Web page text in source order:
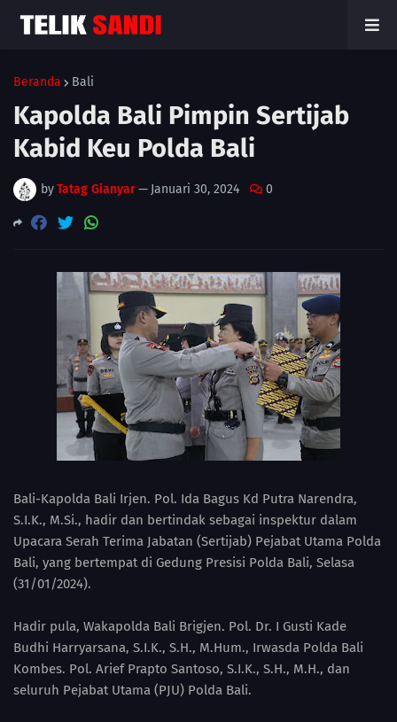
Beranda Bali
Kapolda Bali Pimpin Sertijab
Kabid Keu Polda Bali
byTatag Gianyar— Januari 30, 2024 0
Bali-Kapolda Bali Irjen. Pol. Ida Bagus Kd Putra Narendra,
S.I.K., M.Si., hadir dan bertindak sebagai inspektur dalam
Upacara Serah Terima Jabatan (Sertijab) Pejabat Utama Polda
Bali, yang bertempat di Gedung Presisi Polda Bali, Selasa
(31/01/2024).
Hadir pula, Wakapolda Bali Brigjen. Pol. Dr. I Gusti Kade
Budhi Harryarsana, S.I.K., S.H., M.Hum., Irwasda Polda Bali
Kombes. Pol. Arief Prapto Santoso, S.I.K., S.H., M.H., dan
seluruh Pejabat Utama (PJU) Polda Bali.